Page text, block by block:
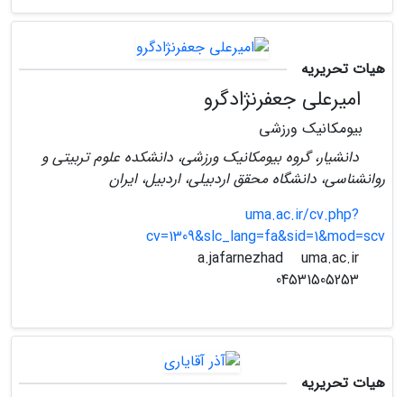
هیات تحریریه
امیرعلی جعفرنژادگرو
بیومکانیک ورزشی
دانشیار، گروه بیومکانیک ورزشی، دانشکده علوم تربیتی و
روانشناسی، دانشگاه محقق اردبیلی، اردبیل، ایران
uma.ac.ir/cv.php?
cv=1309&slc_lang=fa&sid=1&mod=scv
uma.ac.ir
هیات تحریریه